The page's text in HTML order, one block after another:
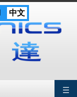
中文